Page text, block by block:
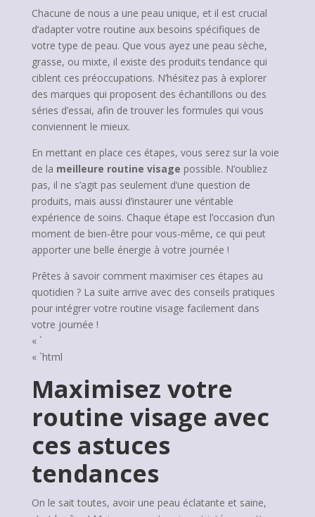
Chacune de nous a une peau unique, et il est crucial
d’adapter votre routine aux besoins spécifiques de
votre type de peau. Que vous ayez une peau sèche,
grasse, ou mixte, il existe des produits tendance qui
ciblent ces préoccupations. N’hésitez pas à explorer
des marques qui proposent des échantillons ou des
séries d’essai, afin de trouver les formules qui vous
conviennent le mieux.
En mettant en place ces étapes, vous serez sur la voie
de la meilleure routine visage possible. N’oubliez
pas, il ne s’agit pas seulement d’une question de
produits, mais aussi d’instaurer une véritable
expérience de soins. Chaque étape est l’occasion d’un
moment de bien-être pour vous-même, ce qui peut
apporter une belle énergie à votre journée !
Prêtes à savoir comment maximiser ces étapes au
quotidien ? La suite arrive avec des conseils pratiques
pour intégrer votre routine visage facilement dans
votre journée !
« `
« `html
Maximisez votre
routine visage avec
ces astuces
tendances
On le sait toutes, avoir une peau éclatante et saine,